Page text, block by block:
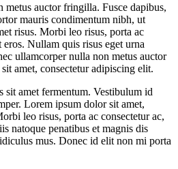
auctor fringilla. Fusce dapibus,
mauris condimentum nibh, ut
risus. Morbi leo risus, porta ac
Nullam quis risus eget urna
ullamcorper nulla non metus auctor
amet, consectetur adipiscing elit.
sit amet fermentum. Vestibulum id
Lorem ipsum dolor sit amet,
leo risus, porta ac consectetur ac,
natoque penatibus et magnis dis
mus. Donec id elit non mi porta